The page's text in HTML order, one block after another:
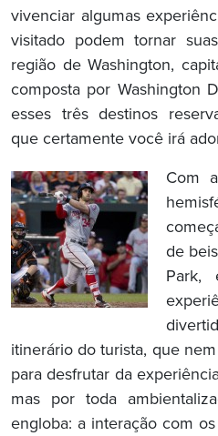
vivenciar algumas
visitado podem tornar
região de Washington,
composta por Washington
esses três destinos
que certamente você irá
Com
de
Park,
itinerário do turista, que
para desfrutar da
mas por toda
engloba: a interação com